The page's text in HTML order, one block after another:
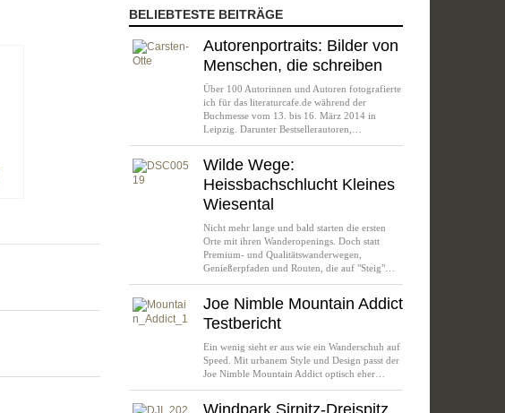
BELIEBTESTE BEITRÄGE
Autorenportraits: Bilder von
Menschen, die schreiben
Über 100 Autorinnen und Autoren fotografierte
ich für das literaturcafe.de während der
Buchmesse vom 13. bis 16. März 2014 in
Leipzig. Darunter Bestsellerautoren,…
Wilde Wege:
Heissbachschlucht Kleines
Wiesental
Nicht mehr lange und bald starten die ersten
Orte mit ihren Wanderopenings. Doch statt
Premium- und Qualitätswanderwegen,
Genießerpfaden und Routen, die auf "Steig"…
Joe Nimble Mountain Addict
Testbericht
Ein wenig sieht er aus wie ein Wanderschuh auf
Speed. Mit urbanem Style und Design passt der
Joe Nimble Mountain Addict optisch eher…
Windpark Sirnitz-Dreispitz